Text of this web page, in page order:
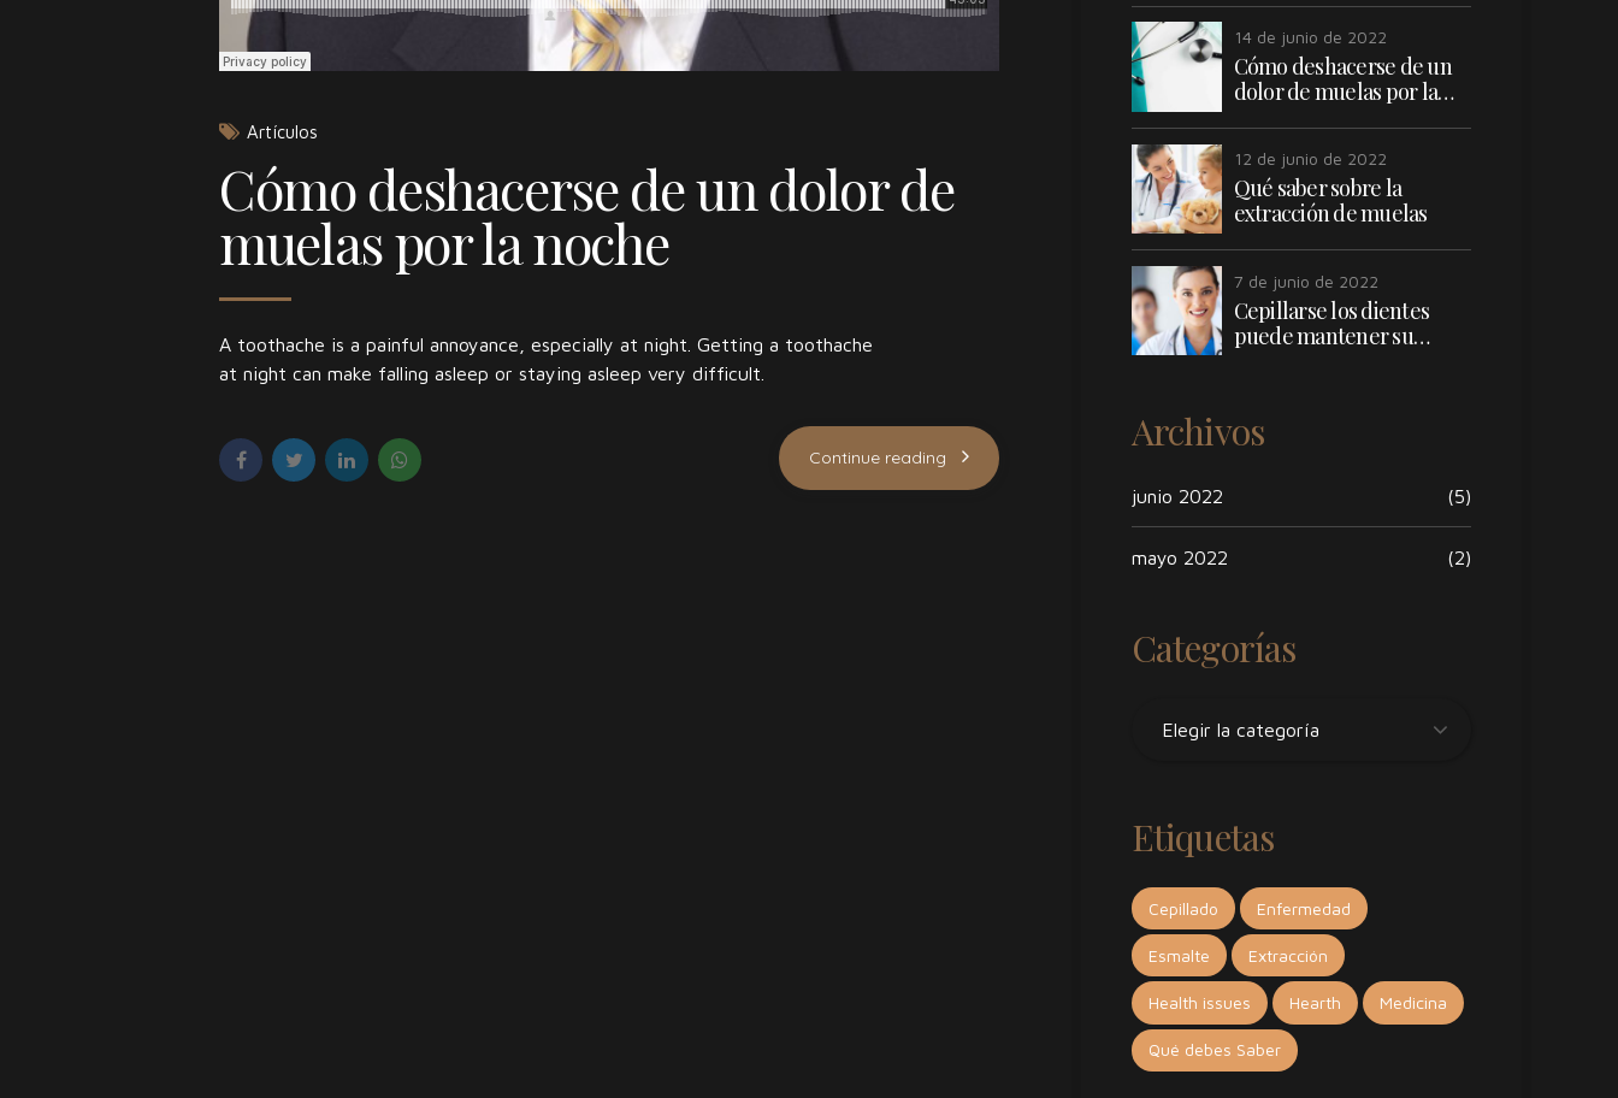
Artículos
Cómo deshacerse de un dolor de
muelas por la noche
A toothache is a painful annoyance, especially at night. Getting a toothache
at night can make falling asleep or staying asleep very difficult.
Continue reading
14 de junio de 2022
Cómo deshacerse de un
dolor de muelas por la
12 de junio de 2022
Qué saber sobre la
extracción de muelas
7 de junio de 2022
Cepillarse los dientes
puede mantener su
Archivos
junio 2022 (5)
mayo 2022 (2)
Categorías
Elegir la categoría
Etiquetas
Cepillado Enfermedad
Esmalte Extracción
Health issues Hearth Medicina
Qué debes Saber